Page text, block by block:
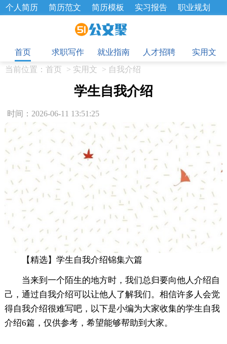
个人简历 简历范文 简历模板 实习报告
职业规划
招聘选拔 绩效考核
工作总结
辞职报告
首页
求职写作 就业指南 人才招聘
实用文
当前位置： 首页 > 实用文 > 自我介绍
学生自我介绍
时间：2026-06-11 13:51:25
【精选】学生自我介绍锦集六篇
当来到一个陌生的地方时，我们总归要向他人介绍自
己，通过自我介绍可以让他人了解我们。相信许多人会觉
得自我介绍很难写吧，以下是小编为大家收集的学生自我
介绍6篇，仅供参考，希望能够帮助到大家。